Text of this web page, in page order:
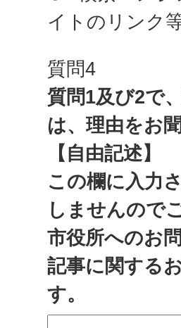
イトのリンク
質問4
質問1及び2で
は、理由をお
【自由記述】
この欄に入力
しませんので
市役所へのお
記事に関する
す。